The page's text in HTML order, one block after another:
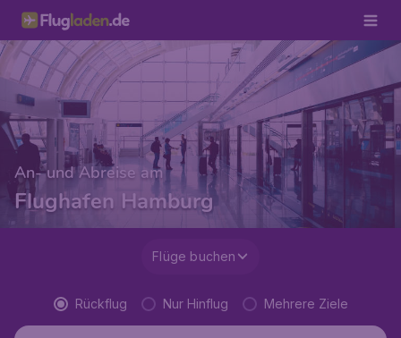
An- und Abreise am
Flughafen Hamburg
Flüge buchen
Rückflug Nur Hinflug Mehrere Ziele